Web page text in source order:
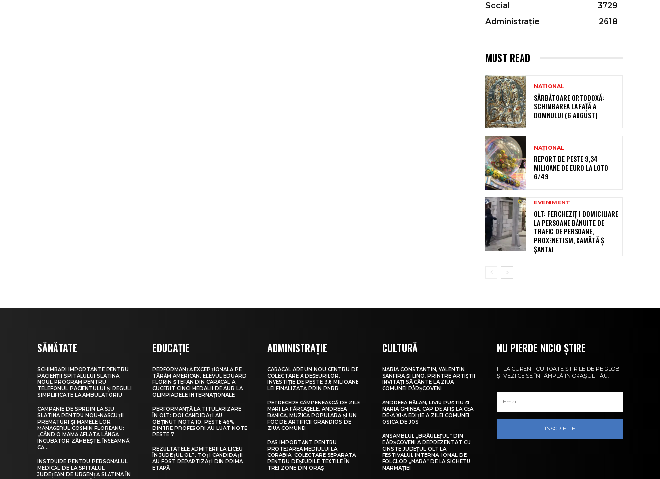
Social
3729
Administrație
2618
MUST READ
NAȚIONAL
SĂRBĂTOARE ORTODOXĂ:
SCHIMBAREA LA FAȚĂ A
DOMNULUI (6 AUGUST)
NAȚIONAL
REPORT DE PESTE 9,34
MILIOANE DE EURO LA LOTO
6/49
EVENIMENT
OLT: PERCHEZIŢII DOMICILIARE
LA PERSOANE BĂNUITE DE
TRAFIC DE PERSOANE,
PROXENETISM, CAMĂTĂ ŞI
ŞANTAJ
SĂNĂTATE
SCHIMBĂRI IMPORTANTE PENTRU
PACIENȚII SPITALULUI SLATINA.
NOUL PROGRAM PENTRU
TELEFONUL PACIENTULUI ȘI REGULI
SIMPLIFICATE LA AMBULATORIU
CAMPANIE DE SPRIJIN LA SJU
SLATINA PENTRU NOU-NĂSCUȚII
PREMATURI ȘI MAMELE LOR.
MANAGERUL COSMIN FLOREANU:
„CÂND O MAMĂ AFLATĂ LÂNGĂ
INCUBATOR ZÂMBEȘTE, ÎNSEAMNĂ
CĂ...
INSTRUIRE PENTRU PERSONALUL
MEDICAL DE LA SPITALUL
JUDEȚEAN DE URGENȚĂ SLATINA ÎN
EDUCAȚIE
PERFORMANȚĂ EXCEPȚIONALĂ PE
TĂRÂM AMERICAN. ELEVUL EDUARD
FLORIN ȘTEFAN DIN CARACAL A
CUCERIT CINCI MEDALII DE AUR LA
OLIMPIADELE INTERNAȚIONALE
PERFORMANȚĂ LA TITULARIZARE
ÎN OLT: DOI CANDIDAȚI AU
OBȚINUT NOTA 10. PESTE 46%
DINTRE PROFESORI AU LUAT NOTE
PESTE 7
REZULTATELE ADMITERII LA LICEU
ÎN JUDEȚUL OLT. TOȚI CANDIDAȚII
AU FOST REPARTIZAȚI DIN PRIMA
ETAPĂ
ADMINISTRAȚIE
CARACAL ARE UN NOU CENTRU DE
COLECTARE A DEȘEURILOR.
INVESTIȚIE DE PESTE 3,8 MILIOANE
LEI FINALIZATĂ PRIN PNRR
PETRECERE CÂMPENEASCĂ DE ZILE
MARI LA FĂRCAȘELE. ANDREEA
BĂNICĂ, MUZICĂ POPULARĂ ȘI UN
FOC DE ARTIFICII GRANDIOS DE
ZIUA COMUNEI
PAS IMPORTANT PENTRU
PROTEJAREA MEDIULUI LA
CORABIA. COLECTARE SEPARATĂ
PENTRU DEȘEURILE TEXTILE ÎN
TREI ZONE DIN ORAȘ
CULTURĂ
MARIA CONSTANTIN, VALENTIN
SANFIRA ȘI LINO, PRINTRE ARTIȘTII
INVITAȚI SĂ CÂNTE LA ZIUA
COMUNEI PÂRȘCOVENI
ANDREEA BĂLAN, LIVIU PUȘTIU ȘI
MARIA GHINEA, CAP DE AFIȘ LA CEA
DE-A XI-A EDIȚIE A ZILEI COMUNEI
OSICA DE JOS
ANSAMBLUL „BRÂULEȚUL” DIN
PÂRȘCOVENI A REPREZENTAT CU
CINSTE JUDEȚUL OLT LA
FESTIVALUL INTERNAȚIONAL DE
FOLCLOR „MARA” DE LA SIGHETU
MARMAȚIEI
NU PIERDE NICIO ȘTIRE
FI LA CURENT CU TOATE ȘTIRILE DE PE GLOB
ȘI VEZI CE SE ÎNTÂMPLĂ ÎN ORAȘUL TĂU.
ÎNSCRIE-TE